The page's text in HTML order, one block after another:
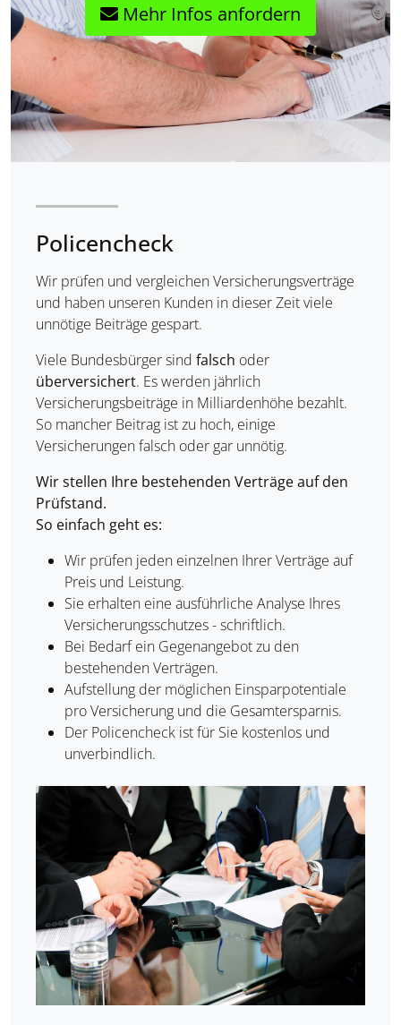
Mehr Infos anfordern
Policencheck
Wir prüfen und vergleichen Versicherungsverträge
und haben unseren Kunden in dieser Zeit viele
unnötige Beiträge gespart.
Viele Bundesbürger sind falsch oder
überversichert. Es werden jährlich
Versicherungsbeiträge in Milliardenhöhe bezahlt.
So mancher Beitrag ist zu hoch, einige
Versicherungen falsch oder gar unnötig.
Wir stellen Ihre bestehenden Verträge auf den
Prüfstand.
So einfach geht es:
Wir prüfen jeden einzelnen Ihrer Verträge auf
Preis und Leistung.
Sie erhalten eine ausführliche Analyse Ihres
Versicherungsschutzes - schriftlich.
Bei Bedarf ein Gegenangebot zu den
bestehenden Verträgen.
Aufstellung der möglichen Einsparpotentiale
pro Versicherung und die Gesamtersparnis.
Der Policencheck ist für Sie kostenlos und
unverbindlich.